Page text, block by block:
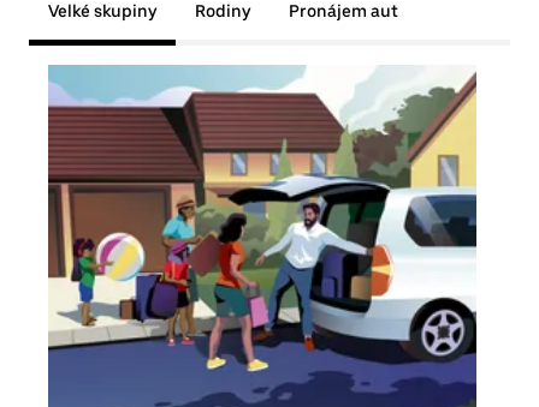
Velké skupiny Rodiny Pronájem aut